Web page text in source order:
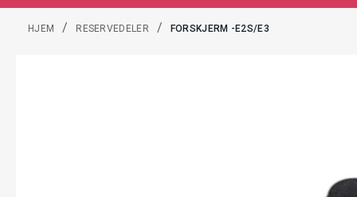
HJEM / RESERVEDELER / FORSKJERM -E2S/E3